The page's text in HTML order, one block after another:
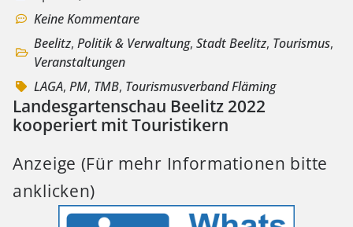
Keine Kommentare
Beelitz, Politik & Verwaltung, Stadt Beelitz, Tourismus,
Veranstaltungen
LAGA, PM, TMB, Tourismusverband Fläming
Landesgartenschau Beelitz 2022
kooperiert mit Touristikern
Anzeige (Für mehr Informationen bitte
anklicken)